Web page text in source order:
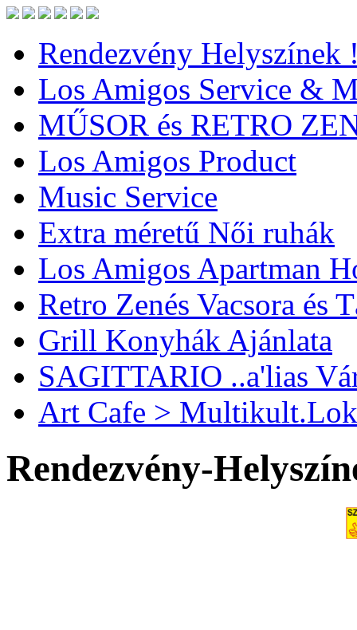
Rendezvény Helyszínek
Los Amigos Service &
MŰSOR és RETRO
Los Amigos Product
Music Service
Extra méretű Női ruhák
Los Amigos Apartman
Retro Zenés Vacsora és
Grill Konyhák Ajánlata
SAGITTARIO ..a'lias
Art Cafe >
Rendezvény-